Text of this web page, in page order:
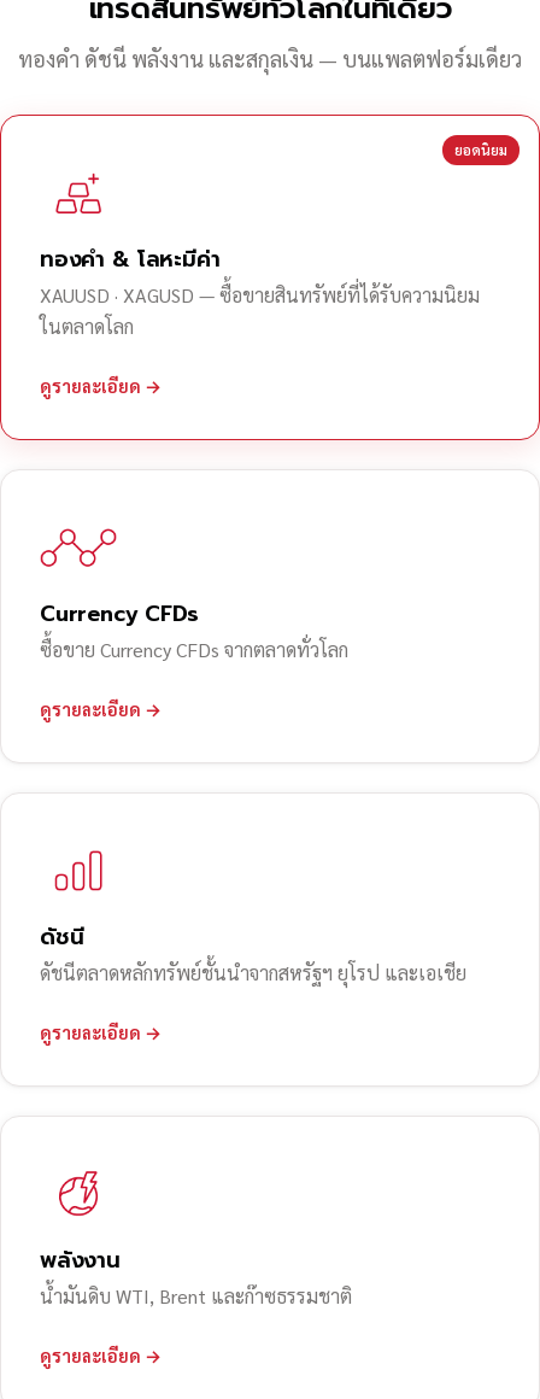
ทองคำ ดัชนี พลังงาน และสกุลเงิน — บนแพลตฟอร์มเดียว
ยอดนิยม
ทองคำ & โลหะมีค่า
XAUUSD · XAGUSD — ซื้อขายสินทรัพย์ที่ได้รับความนิยม
ในตลาดโลก
ดูรายละเอียด →
Currency CFDs
ซื้อขาย Currency CFDs จากตลาดทั่วโลก
ดูรายละเอียด →
ดัชนี
ดัชนีตลาดหลักทรัพย์ชั้นนำจากสหรัฐฯ ยุโรป และเอเชีย
ดูรายละเอียด →
พลังงาน
น้ำมันดิบ WTI, Brent และก๊าซธรรมชาติ
ดูรายละเอียด →